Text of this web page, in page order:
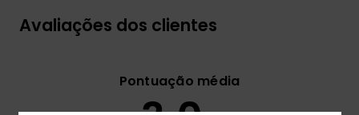
Avaliações dos clientes
Pontuação média